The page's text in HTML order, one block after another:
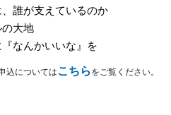
、誰が支えているのか
大地
なんかいいな』を
込についてはこちら をご覧ください。